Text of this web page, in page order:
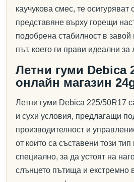
каучукова смес, те осигуряват
представяне върху горещи
подобрена стабилност в завой
път, което ги прави идеални
Летни гуми Debica
онлайн магазин
Летни гуми Debica 225/50R17
и сухи условия, предлагащи
производителност и
от които са съставени този
специално, за да устоят на
слънцето пътища и екстремно